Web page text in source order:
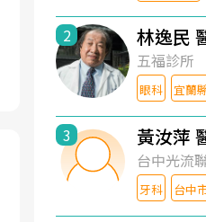
2 林逸民
五福診所
眼科 宜蘭
3 黃汝萍
台中光流
牙科 台中